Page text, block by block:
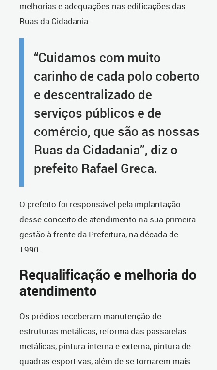
melhorias e adequações nas edificações das
Ruas da Cidadania.
“Cuidamos com muito
carinho de cada polo coberto
e descentralizado de
serviços públicos e de
comércio, que são as nossas
Ruas da Cidadania”, diz o
prefeito Rafael Greca.
O prefeito foi responsável pela implantação
desse conceito de atendimento na sua primeira
gestão à frente da Prefeitura, na década de
1990.
Requalificação e melhoria do
atendimento
Os prédios receberam manutenção de
estruturas metálicas, reforma das passarelas
metálicas, pintura interna e externa, pintura de
quadras esportivas, além de se tornarem mais